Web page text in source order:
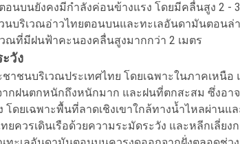
อนบนยังคงมีกำลังค่อนข้างแรง โดยมีคลื่นสูง 2 -
นบริเวณอ่าวไทยตอนบนและทะเลอันดามันตอน
วณที่มีฝนฟ้าคะนองคลื่นสูงมากกว่า 2 เมตร
วัง
าชนบริเวณประเทศไทย โดยเฉพาะในภาคเหนื
ากฝนตกหนักถึงหนักมาก และฝนที่ตกสะสม ซึ่งอา
โดยเฉพาะพื้นที่ลาดเชิงเขาใกล้ทางน้ำไหลผ่าน
ยควรเดินเรือด้วยความระมัดระวัง และหลีกเลี่ย